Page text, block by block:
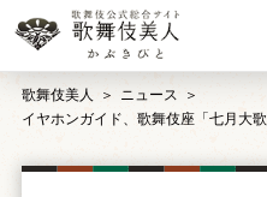
歌舞伎美人
ニュース
イヤホンガイド、歌舞伎座「七月大